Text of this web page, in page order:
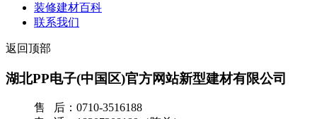
装修建材百科
联系我们
返回顶部
湖北PP电子(中国区)官方网站新型建材有限公司
售 后：0710-3516188